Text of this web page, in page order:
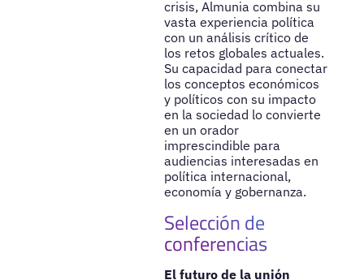
crisis, Almunia combina su
vasta experiencia política
con un análisis crítico de
los retos globales actuales.
Su capacidad para conectar
los conceptos económicos
y políticos con su impacto
en la sociedad lo convierte
en un orador
imprescindible para
audiencias interesadas en
política internacional,
economía y gobernanza.
Selección de
conferencias
El futuro de la unión